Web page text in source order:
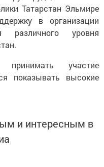
Татарстан Эльмире
в организации
различного уровня
участие
показывать высокие
и интересным в